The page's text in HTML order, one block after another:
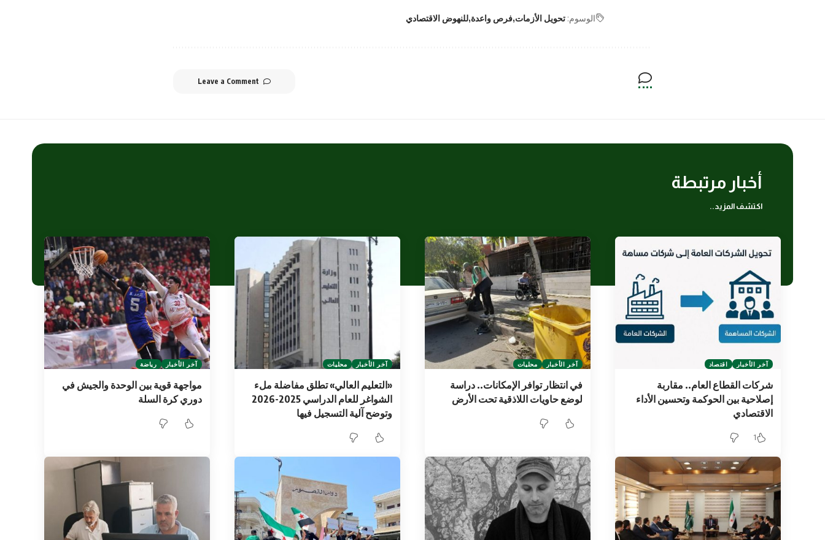
الوسوم: تحويل الأزمات فرص واعدة للنهوض الاقتصادي
Leave a Comment
أخبار مرتبطة
اكتشف المزيد..
آخر الأخبار اقتصاد
شركات القطاع العام.. مقاربة
إصلاحية بين الحوكمة وتحسين الأداء
الاقتصادي
1
آخر الأخبار محليات
في انتظار توافر الإمكانات.. دراسة
لوضع حاويات اللاذقية تحت الأرض
آخر الأخبار محليات
«التعليم العالي» تطلق مفاضلة ملء
الشواغر للعام الدراسي 2025-2026
وتوضح آلية التسجيل فيها
آخر الأخبار رياضة
مواجهة قوية بين الوحدة والجيش في
دوري كرة السلة